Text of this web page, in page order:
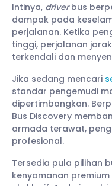
Intinya, driverbus
dampak pada
perjalanan. Ketika
tinggi, perjalanan
terkendali dan
Jika sedang mencari
standar pengemudi
dipertimbangkan.
Bus Discovery
armada terawat,
profesional.
Tersedia pula pilihan
kenyamanan